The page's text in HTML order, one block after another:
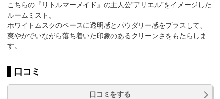
こちらの『リトルマーメイド』の主人公”アリエル”をイメージした
ルームミスト。
ホワイトムスクのベースに透明感とパウダリー感をプラスして、
爽やかでいながら落ち着いた印象のあるクリーンさをもたらしま
す。
口コミ
口コミをする